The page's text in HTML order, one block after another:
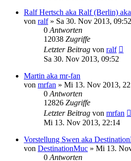
Ralf Hertsch aka Ralf (Berlin)
von ralf» Sa 30. Nov 2013, 09:52
0 Antworten
12038 Zugriffe
Letzter Beitrag von ralf
Sa 30. Nov 2013, 09:52
Martin aka mr-fan
von mrfan » Mi 13. Nov 2013,
0 Antworten
12826 Zugriffe
Letzter Beitrag von mrfan
Mi 13. Nov 2013, 22:14
Vorstellung Swen aka
von DestinationMuc » Mi 13.
0 Antworten